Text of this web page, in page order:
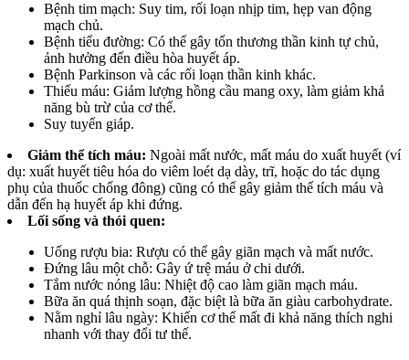
Bệnh tim mạch: Suy tim, rối loạn nhịp tim, hẹp van động
mạch chủ.
Bệnh tiểu đường: Có thể gây tổn thương thần kinh tự chủ,
ảnh hưởng đến điều hòa huyết áp.
Bệnh Parkinson và các rối loạn thần kinh khác.
Thiếu máu: Giảm lượng hồng cầu mang oxy, làm giảm khả
năng bù trừ của cơ thể.
Suy tuyến giáp.
Giảm thể tích máu: Ngoài mất nước, mất máu do xuất huyết (ví
dụ: xuất huyết tiêu hóa do viêm loét dạ dày, trĩ, hoặc do tác dụng
phụ của thuốc chống đông) cũng có thể gây giảm thể tích máu và
dẫn đến hạ huyết áp khi đứng.
Lối sống và thói quen:
Uống rượu bia: Rượu có thể gây giãn mạch và mất nước.
Đứng lâu một chỗ: Gây ứ trệ máu ở chi dưới.
Tắm nước nóng lâu: Nhiệt độ cao làm giãn mạch máu.
Bữa ăn quá thịnh soạn, đặc biệt là bữa ăn giàu carbohydrate.
Nằm nghỉ lâu ngày: Khiến cơ thể mất đi khả năng thích nghi
nhanh với thay đổi tư thế.